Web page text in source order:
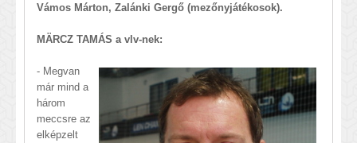
Vámos Márton, Zalánki Gergő (mezőnyjátékosok).
MÄRCZ TAMÁS a vlv-nek:
- Megvan
már mind a
három
meccsre az
elképzelt